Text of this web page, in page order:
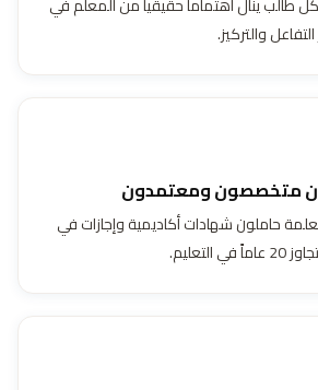
والتركيز.
متخصصون ومعتمدون
ومعلمة حاملون شهادات أكاديمية وإجازات في